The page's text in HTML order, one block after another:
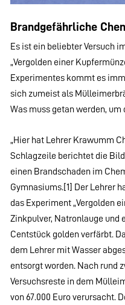
Brandgefährliche
Es ist ein beliebter Versuch
„Vergolden einer
Experimentes kommt es
sich zumeist als
Was muss getan werden,
„Hier hat Lehrer Krawumm
Schlagzeile berichtet die
einen Brandschaden im
Gymnasiums.[1] Der Lehrer
das Experiment „Vergolden
Zinkpulver, Natronlauge und
Centstück golden verfärbt.
dem Lehrer mit Wasser
entsorgt worden. Nach rund
Versuchsreste in dem
von 67.000 Euro verursacht.